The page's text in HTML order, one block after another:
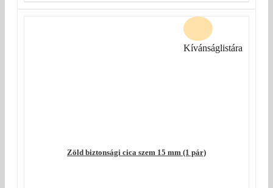
Zöld biztonsági cica szem 15 mm (1 pár)
Kívánságlistára